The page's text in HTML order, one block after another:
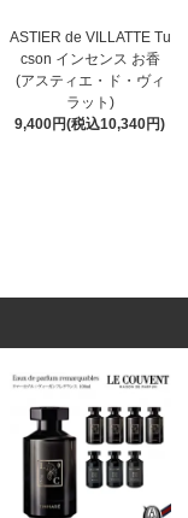
ASTIER de VILLATTE Tu
cson インセンス お香
(アスティエ・ド・ヴィ
ラット)
9,400円(税込10,340円)